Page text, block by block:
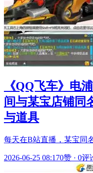
《QQ飞车》电
间与某宝店铺同
与道具
每天在B站直播，某宝同
2026-06-25 08:170赞 · 0评